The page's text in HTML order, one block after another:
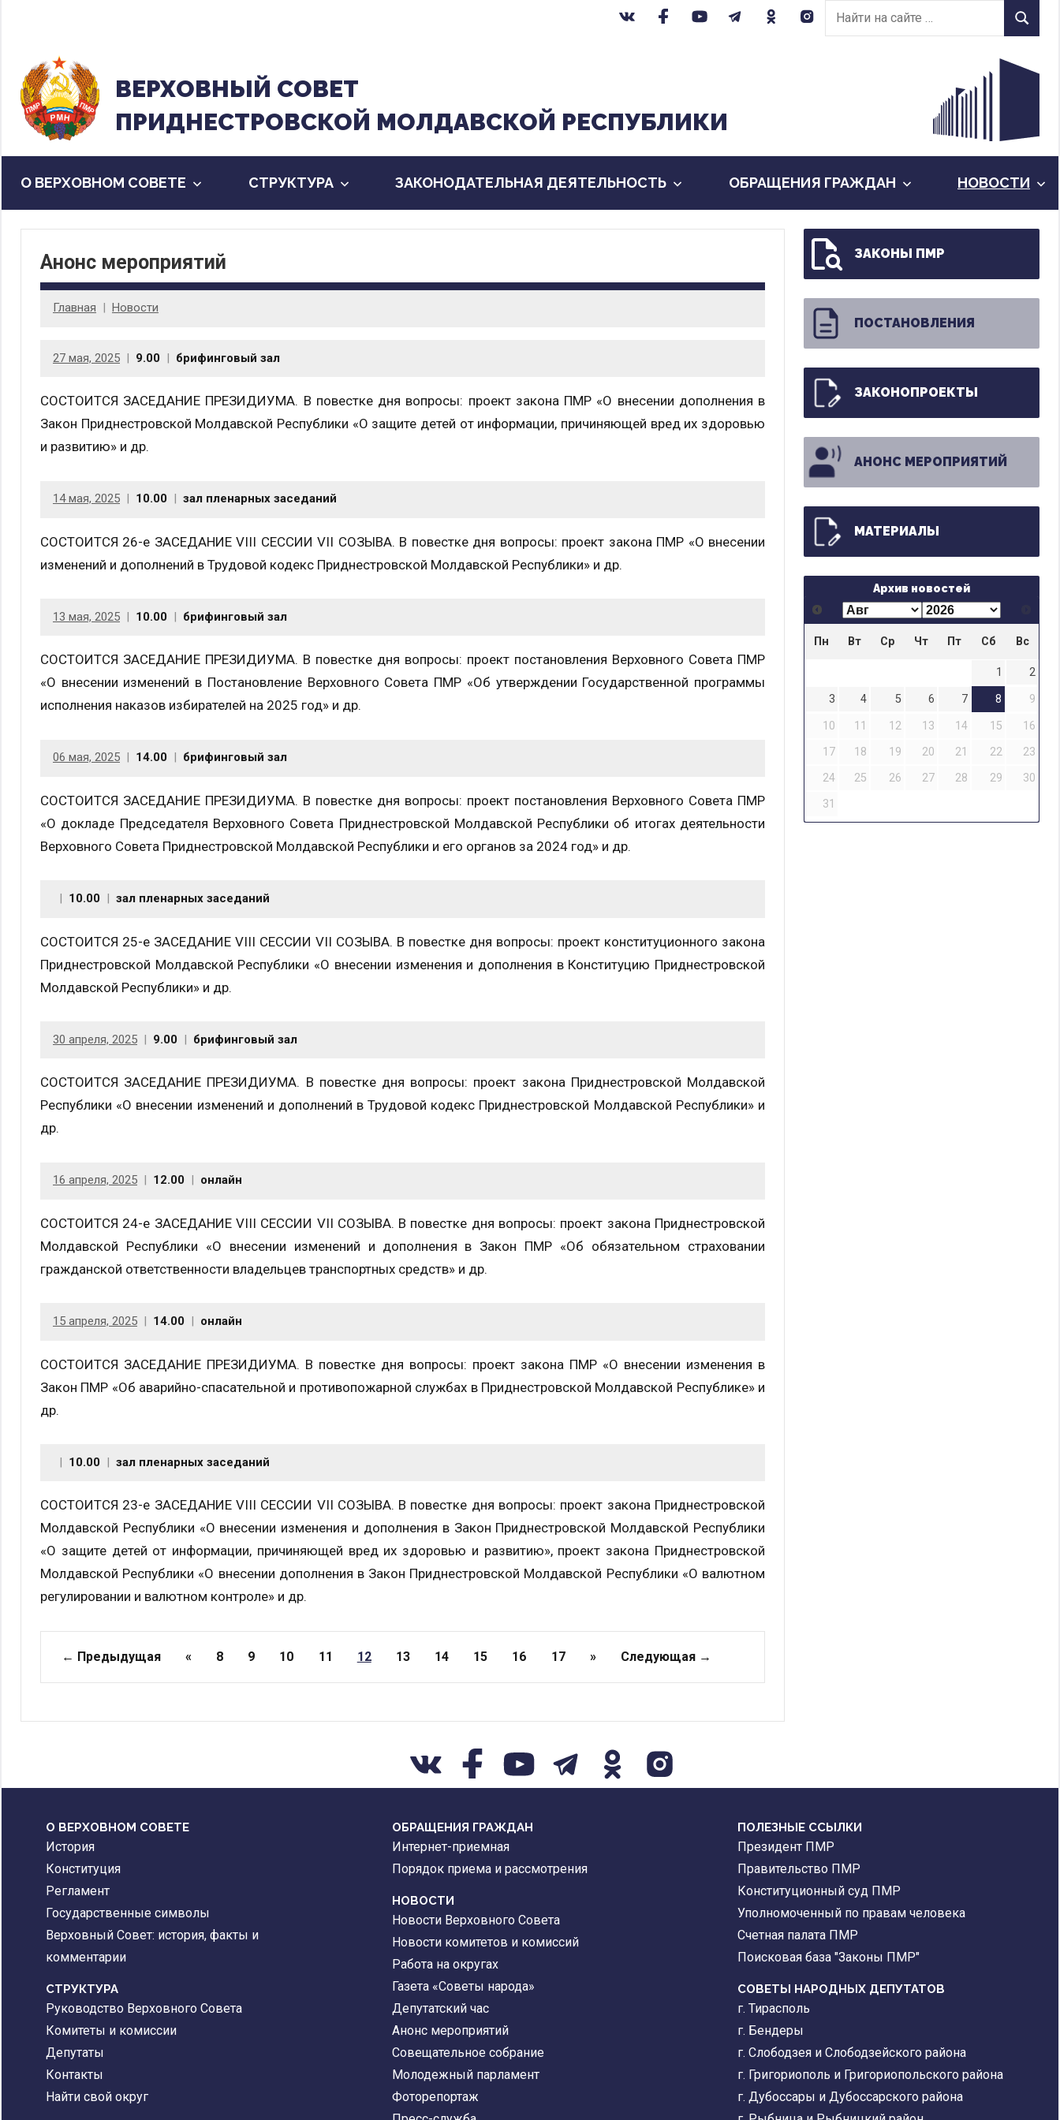
содержанию
Найти
на
Найти
ВЕРХОВНЫЙ CОВЕТ
ПРИДНЕСТРОВСКОЙ МОЛДАВСКОЙ РЕСПУБЛИКИ
О ВЕРХОВНОМ СОВЕТЕ CТРУКТУРА ЗАКОНОДАТЕЛЬНАЯ ДЕЯТЕЛЬНОСТЬ ОБРАЩЕНИЯ ГРАЖДАН НОВОСТИ
Анонс мероприятий
Главная Новости
27 мая, 2025 9.00 брифинговый зал
СОСТОИТСЯ ЗАСЕДАНИЕ ПРЕЗИДИУМА. В повестке дня вопросы: проект закона ПМР «О внесении дополнения в
Закон Приднестровской Молдавской Республики «О защите детей от информации, причиняющей вред их здоровью
и развитию» и др.
14 мая, 2025 10.00 зал пленарных заседаний
СОСТОИТСЯ 26-е ЗАСЕДАНИЕ VIII СЕССИИ VII СОЗЫВА. В повестке дня вопросы: проект закона ПМР «О внесении
изменений и дополнений в Трудовой кодекс Приднестровской Молдавской Республики» и др.
13 мая, 2025 10.00 брифинговый зал
СОСТОИТСЯ ЗАСЕДАНИЕ ПРЕЗИДИУМА. В повестке дня вопросы: проект постановления Верховного Совета ПМР
«О внесении изменений в Постановление Верховного Совета ПМР «Об утверждении Государственной программы
исполнения наказов избирателей на 2025 год» и др.
06 мая, 2025 14.00 брифинговый зал
СОСТОИТСЯ ЗАСЕДАНИЕ ПРЕЗИДИУМА. В повестке дня вопросы: проект постановления Верховного Совета ПМР
«О докладе Председателя Верховного Совета Приднестровской Молдавской Республики об итогах деятельности
Верховного Совета Приднестровской Молдавской Республики и его органов за 2024 год» и др.
10.00 зал пленарных заседаний
СОСТОИТСЯ 25-е ЗАСЕДАНИЕ VIII СЕССИИ VII СОЗЫВА. В повестке дня вопросы: проект конституционного закона
Приднестровской Молдавской Республики «О внесении изменения и дополнения в Конституцию Приднестровской
Молдавской Республики» и др.
30 апреля, 2025 9.00 брифинговый зал
СОСТОИТСЯ ЗАСЕДАНИЕ ПРЕЗИДИУМА. В повестке дня вопросы: проект закона Приднестровской Молдавской
Республики «О внесении изменений и дополнений в Трудовой кодекс Приднестровской Молдавской Республики» и
др.
16 апреля, 2025 12.00 онлайн
СОСТОИТСЯ 24-е ЗАСЕДАНИЕ VIII СЕССИИ VII СОЗЫВА. В повестке дня вопросы: проект закона Приднестровской
Молдавской Республики «О внесении изменений и дополнения в Закон ПМР «Об обязательном страховании
гражданской ответственности владельцев транспортных средств» и др.
15 апреля, 2025 14.00 онлайн
СОСТОИТСЯ ЗАСЕДАНИЕ ПРЕЗИДИУМА. В повестке дня вопросы: проект закона ПМР «О внесении изменения в
Закон ПМР «Об аварийно-спасательной и противопожарной службах в Приднестровской Молдавской Республике» и
др.
10.00 зал пленарных заседаний
СОСТОИТСЯ 23-е ЗАСЕДАНИЕ VIII СЕССИИ VII СОЗЫВА. В повестке дня вопросы: проект закона Приднестровской
Молдавской Республики «О внесении изменения и дополнения в Закон Приднестровской Молдавской Республики
«О защите детей от информации, причиняющей вред их здоровью и развитию», проект закона Приднестровской
Молдавской Республики «О внесении дополнения в Закон Приднестровской Молдавской Республики «О валютном
регулировании и валютном контроле» и др.
Страницы
← Предыдущая « 8 9 10 11 12 13 14 15 16 17 » Следующая →
ЗАКОНЫ ПМР
ПОСТАНОВЛЕНИЯ
ЗАКОНОПРОЕКТЫ
АНОНС МЕРОПРИЯТИЙ
МАТЕРИАЛЫ
Архив новостей
Пн Вт Ср Чт Пт Сб Вс
1
2
3
4 5 6 7 8
9
10
11 12 13 14 15
16
17
18 19 20 21 22
23
24
25 26 27 28 29
30
31
О ВЕРХОВНОМ СОВЕТЕ
История
Конституция
Регламент
Государственные символы
Верховный Совет: история, факты и
комментарии
CТРУКТУРА
Руководство Верховного Совета
Комитеты и комиссии
Депутаты
Контакты
Найти свой округ
ОБРАЩЕНИЯ ГРАЖДАН
Интернет-приемная
Порядок приема и рассмотрения
НОВОСТИ
Новости Верховного Совета
Новости комитетов и комиссий
Работа на округах
Газета «Советы народа»
Депутатский час
Анонс мероприятий
Совещательное собрание
Молодежный парламент
Фоторепортаж
ПОЛЕЗНЫЕ ССЫЛКИ
Президент ПМР
Правительство ПМР
Конституционный суд ПМР
Уполномоченный по правам человека
Счетная палата ПМР
Поисковая база "Законы ПМР"
СОВЕТЫ НАРОДНЫХ ДЕПУТАТОВ
г. Тирасполь
г. Бендеры
г. Слободзея и Слободзейского района
г. Григориополь и Григориопольского района
г. Дубоссары и Дубоссарского района